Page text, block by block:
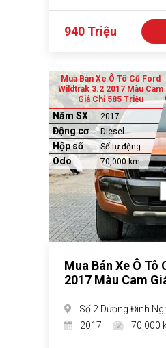
940 Triệu
Mua Bán Xe Ô Tô Cũ Ford
Wildtrak 3.2 2017 Màu Cam
Giá Chỉ 585 Triệu
Năm SX 2017
Động cơ Diesel
Hộp số Số tự động
Odo 70,000 km
Mua Bán Xe Ô
2017 Màu Cam
Số 2 Dương Đình
2017
70,000